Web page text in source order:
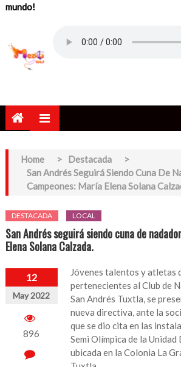
mundo!
Home > Destacada
>
San Andrés Seguirá Siendo Cuna De
Campeones: María Elena Solana
DESTACADA LOCAL
San Andrés seguirá siendo cuna de
Elena Solana Calzada.
12
May 2022
896
Jóvenes talentos y atletas
pertenecientes al Club de
San Andrés Tuxtla, se
nueva directiva, ante la
que se dio cita en las
Semi Olímpica de la
ubicada en la Colonia La